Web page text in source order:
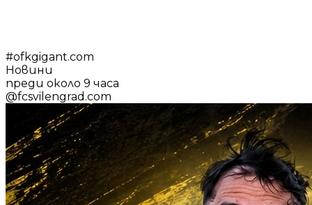
#ofkgigant.com
Новини
преди около 9 часа
@fcsvilengrad.com